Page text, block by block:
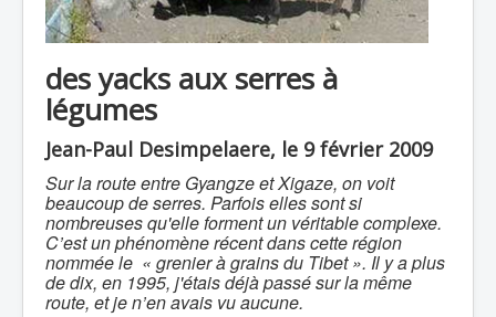
des yacks aux serres à
légumes
Jean-Paul Desimpelaere, le 9 février 2009
Sur la route entre Gyangze et Xigaze, on voit
beaucoup de serres. Parfois elles sont si
nombreuses qu'elle forment un véritable complexe.
C’est un phénomène récent dans cette région
nommée le « grenier à grains du Tibet ». Il y a plus
de dix, en 1995, j'étais déjà passé sur la même
route, et je n’en avais vu aucune.